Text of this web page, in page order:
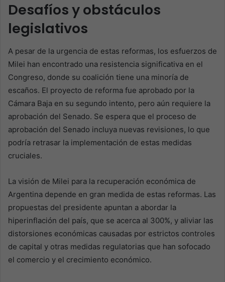
Desafíos y obstáculos
legislativos
A pesar de la urgencia de estas reformas, los esfuerzos de
Milei han encontrado una resistencia significativa en el
Congreso, donde su coalición tiene una minoría de
escaños. El proyecto de reforma fue aprobado por la
Cámara Baja en su segundo intento, pero aún requiere la
aprobación del Senado. Se espera que el proceso de
aprobación del Senado incluya nuevas revisiones, lo que
podría retrasar la implementación de estas medidas
cruciales.
La visión de Milei para la recuperación económica de
Argentina depende en gran medida de estas reformas. Las
propuestas del presidente apuntan a abordar la
hiperinflación del país, que se acerca al 300%, y aliviar las
distorsiones económicas causadas por estrictos controles
de capital y otras medidas regulatorias que han sofocado
el comercio y el crecimiento económico.